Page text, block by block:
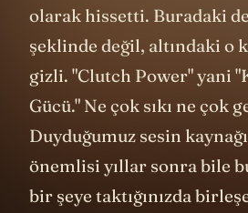
olarak hissetti. Buradaki
şeklinde değil, altındaki o
gizli. "Clutch Power" yani
Gücü." Ne çok sıkı ne çok
Duyduğumuz sesin
önemlisi yıllar sonra bile
bir şeye taktığınızda